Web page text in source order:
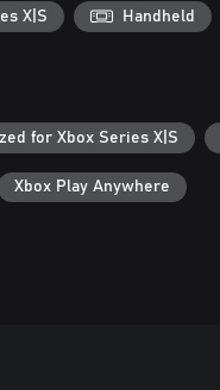
X|S Handheld
for Xbox Series X|S
Xbox Play Anywhere